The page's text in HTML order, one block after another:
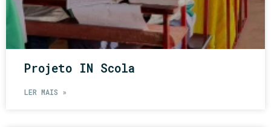
Projeto IN Scola
LER MAIS »